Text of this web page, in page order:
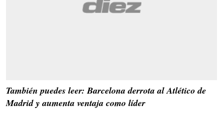
También puedes leer: Barcelona derrota al Atlético de
Madrid y aumenta ventaja como líder